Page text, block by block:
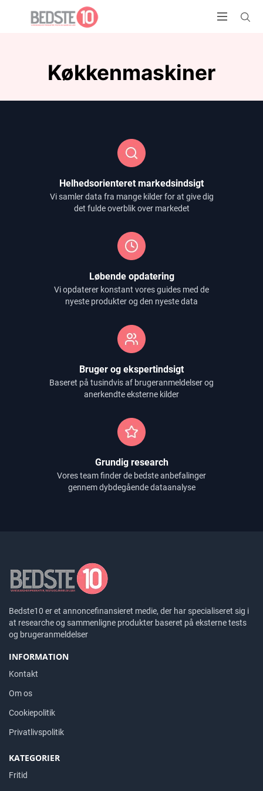
Køkkenmaskiner
Helhedsorienteret markedsindsigt
Vi samler data fra mange kilder for at give dig
det fulde overblik over markedet
Løbende opdatering
Vi opdaterer konstant vores guides med de
nyeste produkter og den nyeste data
Bruger og ekspertindsigt
Baseret på tusindvis af brugeranmeldelser og
anerkendte eksterne kilder
Grundig research
Vores team finder de bedste anbefalinger
gennem dybdegående dataanalyse
Bedste10 er et annoncefinansieret medie, der har specialiseret sig i
at researche og sammenligne produkter baseret på eksterne tests
og brugeranmeldelser
INFORMATION
Kontakt
Om os
Cookiepolitik
Privatlivspolitik
KATEGORIER
Fritid